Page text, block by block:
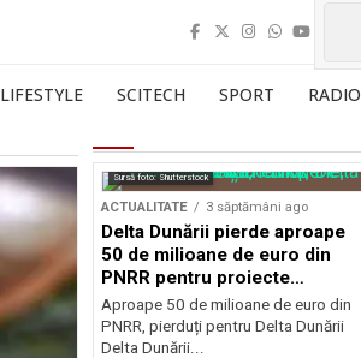
LIFESTYLE SCITECH SPORT RADIO
Sursă foto: Shutterstock
ACTUALITATE 3 săptămâni ago
Delta Dunării pierde aproape
50 de milioane de euro din
PNRR pentru proiecte
esențiale
Aproape 50 de milioane de euro din
PNRR, pierduți pentru Delta Dunării
Delta Dunării...